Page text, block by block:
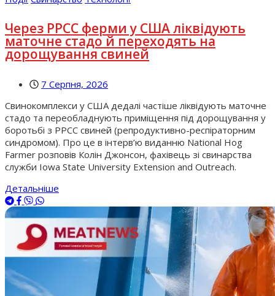
Через РРСС ферми у США ліквідують
маточне стадо й переходять на
дорощування свиней
7 Серпня, 2026
Свинокомплекси у США дедалі частіше ліквідують маточне
стадо та переобладнують приміщення під дорощування у
боротьбі з РРСС свиней (репродуктивно-респіраторним
синдромом). Про це в інтерв’ю виданню National Hog
Farmer розповів Колін Джонсон, фахівець зі свинарства
служби Iowa State University Extension and Outreach.
Детальніше